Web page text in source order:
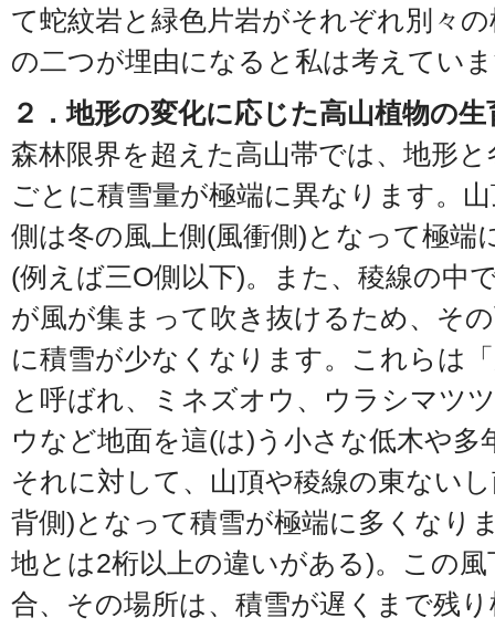
て蛇紋岩と緑色片岩がそれぞれ別々
の二つが埋由になると私は考えてい
２．地形の変化に応じた高山植物の生
森林限界を超えた高山帯では、地形
ごとに積雪量が極端に異なります。
側は冬の風上側(風衝側)となって極端
(例えば三O側以下)。また、稜線の中
が風が集まって吹き抜けるため、そ
に積雪が少なくなります。これらは
と呼ばれ、ミネズオウ、ウラシマツ
ウなど地面を這(は)う小さな低木や多
それに対して、山頂や稜線の東ない
背側)となって積雪が極端に多くなり
地とは2桁以上の違いがある)。この
合、その場所は、積雪が遅くまで残